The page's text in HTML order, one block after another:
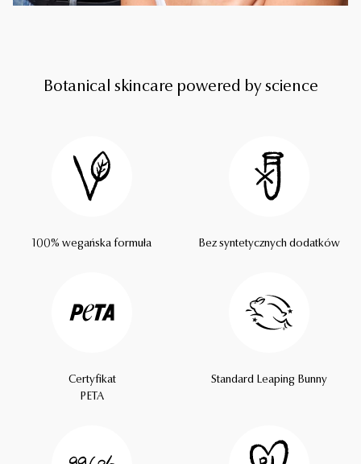
Botanical skincare powered by science
100% wegańska formuła Bez syntetycznych dodatków
Certyfikat
PETA
Standard Leaping Bunny